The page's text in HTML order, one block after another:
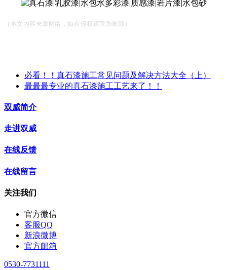
（本文内容来源网络，如有侵权请联系删除）
必看！！真石漆施工常见问题及解决方法大全（上）
最最最专业的真石漆施工工艺来了！！
双威简介
走进双威
在线反馈
在线留言
关注我们
官方微信
客服QQ
新浪微博
官方邮箱
0530-7731111